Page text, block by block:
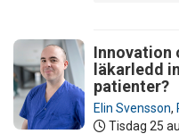
Innovation
läkarledd
patienter?
Elin Svensson,
Tisdag 25